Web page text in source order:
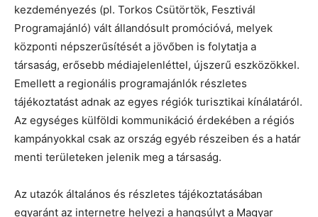
kezdeményezés (pl. Torkos Csütörtök, Fesztivál
Programajánló) vált állandósult promócióvá, melyek
központi népszerűsítését a jövőben is folytatja a
társaság, erősebb médiajelenléttel, újszerű eszközökkel.
Emellett a regionális programajánlók részletes
tájékoztatást adnak az egyes régiók turisztikai kínálatáról.
Az egységes külföldi kommunikáció érdekében a régiós
kampányokkal csak az ország egyéb részeiben és a határ
menti területeken jelenik meg a társaság.
Az utazók általános és részletes tájékoztatásában
egyaránt az internetre helyezi a hangsúlyt a Magyar